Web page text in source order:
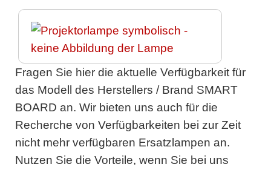
Fragen Sie hier die aktuelle Verfügbarkeit für
das Modell des Herstellers / Brand SMART
BOARD an. Wir bieten uns auch für die
Recherche von Verfügbarkeiten bei zur Zeit
nicht mehr verfügbaren Ersatzlampen an.
Nutzen Sie die Vorteile, wenn Sie bei uns